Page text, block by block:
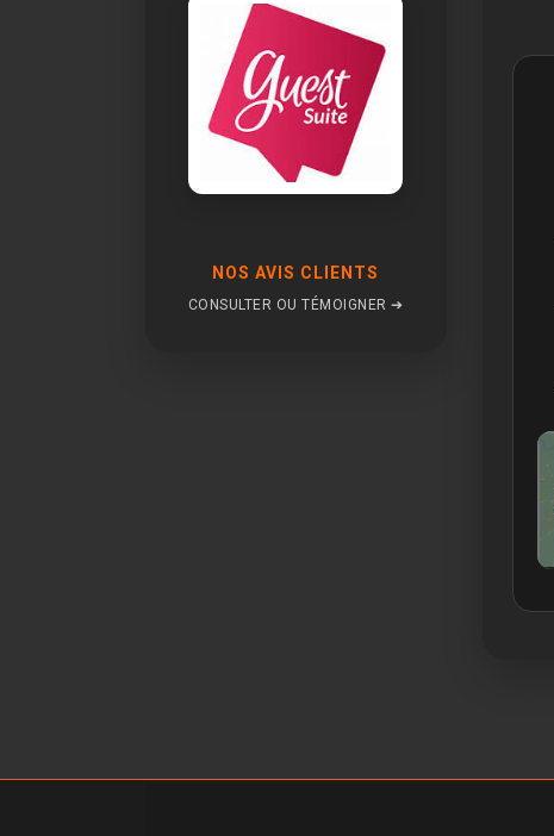
NOS AVIS CLIENTS
CONSULTER OU TÉMOIGNER ➔